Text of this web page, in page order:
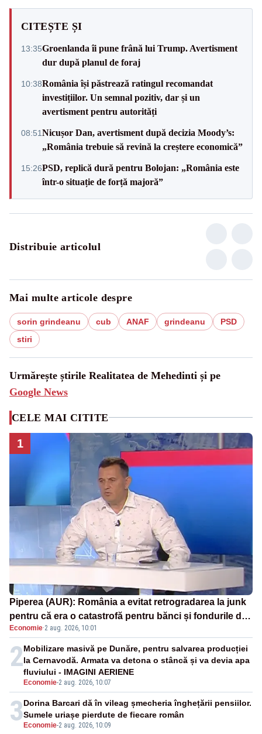
CITEȘTE ȘI
13:35Groenlanda îi pune frână lui Trump. Avertisment
dur după planul de foraj
10:38România își păstrează ratingul recomandat
investițiilor. Un semnal pozitiv, dar și un
avertisment pentru autorități
08:51Nicușor Dan, avertisment după decizia Moody’s:
„România trebuie să revină la creștere economică”
15:26PSD, replică dură pentru Bolojan: „România este
într-o situație de forță majoră”
Distribuie articolul
Mai multe articole despre
sorin grindeanu cub ANAF grindeanu
PSD
stiri
Urmărește știrile Realitatea de Mehedinti și pe
Google News
CELE MAI CITITE
1
Piperea (AUR): România a evitat retrogradarea la junk
pentru că era o catastrofă pentru bănci și fondurile de
pensii
Economie·2 aug. 2026, 10:01
2
Economie-2 aug. 2026, 10:07
Mobilizare masivă pe Dunăre, pentru salvarea producției
la Cernavodă. Armata va detona o stâncă și va devia apa
fluviului - IMAGINI AERIENE
3 Economie-2 aug. 2026, 10:09
Dorina Barcari dă în vileag șmecheria înghețării pensiilor.
Sumele uriașe pierdute de fiecare român